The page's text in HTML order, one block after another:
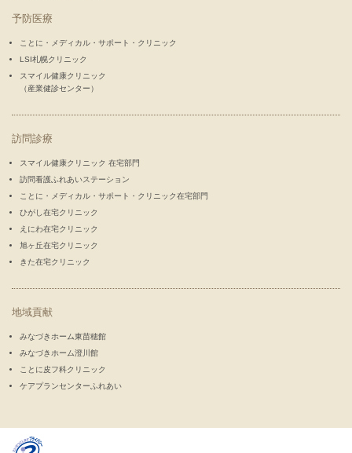
予防医療
ことに・メディカル・サポート・クリニック
LSI札幌クリニック
スマイル健康クリニック
（産業健診センター）
訪問診療
スマイル健康クリニック 在宅部門
訪問看護ふれあいステーション
ことに・メディカル・サポート・クリニック在宅部門
ひがし在宅クリニック
えにわ在宅クリニック
旭ヶ丘在宅クリニック
きた在宅クリニック
地域貢献
みなづきホーム東苗穂館
みなづきホーム澄川館
ことに皮フ科クリニック
ケアプランセンターふれあい